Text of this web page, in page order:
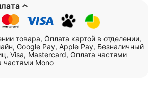
товара, Оплата картой в отделении,
Google Pay, Apple Pay, Безналичный
Visa, Mastercard, Оплата частями
частями Mono